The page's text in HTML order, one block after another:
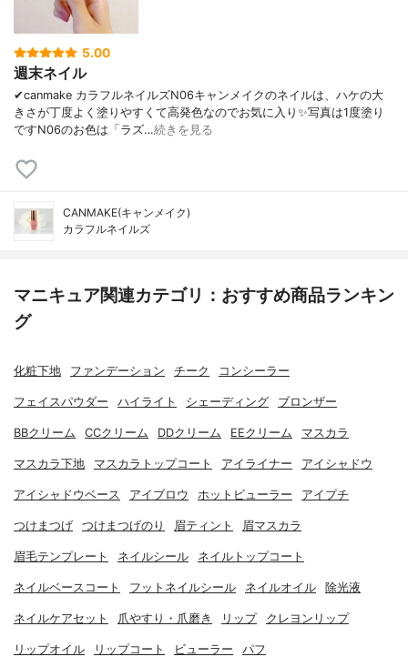
5.00
週末ネイル
✔canmake カラフルネイルズN06キャンメイクのネイルは、ハケの大
きさが丁度よく塗りやすくて高発色なのでお気に入り✨写真は1度塗り
ですN06のお色は「ラズ…続きを見る
CANMAKE(キャンメイク)
カラフルネイルズ
マニキュア関連カテゴリ：おすすめ商品ランキン
グ
化粧下地 ファンデーション チーク コンシーラー
フェイスパウダー ハイライト シェーディング ブロンザー
BBクリーム CCクリーム DDクリーム EEクリーム マスカラ
マスカラ下地 マスカラトップコート アイライナー アイシャドウ
アイシャドウベース アイブロウ ホットビューラー アイプチ
つけまつげ つけまつげのり 眉ティント 眉マスカラ
眉毛テンプレート ネイルシール ネイルトップコート
ネイルベースコート フットネイルシール ネイルオイル 除光液
ネイルケアセット 爪やすり・爪磨き リップ クレヨンリップ
リップオイル リップコート ビューラー パフ